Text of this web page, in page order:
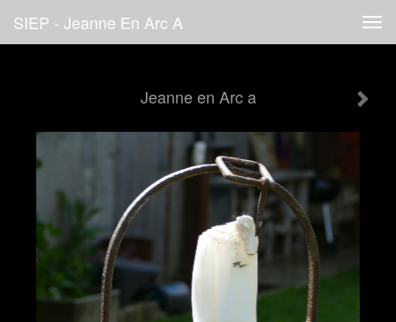
SIEP - Jeanne En Arc A
Jeanne en Arc a